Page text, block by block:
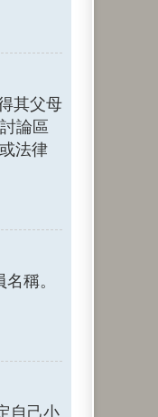
其父母
論區
法律
稱。
自己小